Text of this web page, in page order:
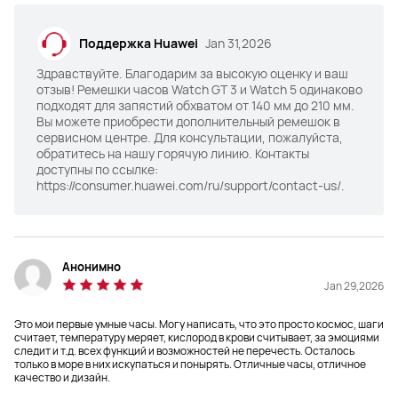
Измерение вариабельности
пульса
да
ЭКГ
да
уровня
да
да
eSIM
Измерение вариабельности
пульса
нет
ЭКГ
да
уровня
нет
eSIM
Поддержка Huawei Jan 31,2026
Здравствуйте. Благодарим за высокую оценку и ваш
отзыв! Ремешки часов Watch GT 3 и Watch 5 одинаково
подходят для запястий обхватом от 140 мм до 210 мм.
Вы можете приобрести дополнительный ремешок в
сервисном центре. Для консультации, пожалуйста,
обратитесь на нашу горячую линию. Контакты
доступны по ссылке:
https://consumer.huawei.com/ru/support/contact-us/.
Анонимно
Jan 29,2026
Это мои первые умные часы. Могу написать, что это просто космос, шаги
считает, температуру меряет, кислород в крови считывает, за эмоциями
следит и т.д. всех функций и возможностей не перечесть. Осталось
только в море в них искупаться и понырять. Отличные часы, отличное
качество и дизайн.